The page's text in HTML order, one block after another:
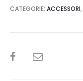
CATEGORIE: ACCESSORI,
SHARE